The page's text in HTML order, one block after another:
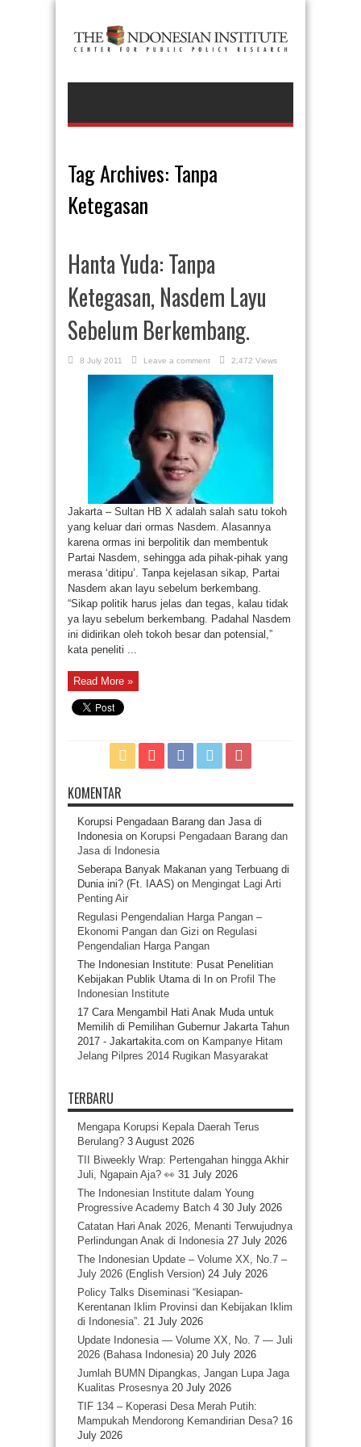
Tag Archives: Tanpa
Ketegasan
Hanta Yuda: Tanpa
Ketegasan, Nasdem Layu
Sebelum Berkembang.
8 July 2011 Leave a comment 2,472 Views
Jakarta – Sultan HB X adalah salah satu tokoh
yang keluar dari ormas Nasdem. Alasannya
karena ormas ini berpolitik dan membentuk
Partai Nasdem, sehingga ada pihak-pihak yang
merasa ‘ditipu’. Tanpa kejelasan sikap, Partai
Nasdem akan layu sebelum berkembang.
“Sikap politik harus jelas dan tegas, kalau tidak
ya layu sebelum berkembang. Padahal Nasdem
ini didirikan oleh tokoh besar dan potensial,”
kata peneliti ...
Read More »
KOMENTAR
Korupsi Pengadaan Barang dan Jasa di
Indonesiaon Korupsi Pengadaan Barang dan
Jasa di Indonesia
Seberapa Banyak Makanan yang Terbuang di
Dunia ini? (Ft. IAAS) on Mengingat Lagi Arti
Penting Air
Regulasi Pengendalian Harga Pangan –
Ekonomi Pangan dan Gizi on Regulasi
Pengendalian Harga Pangan
The Indonesian Institute: Pusat Penelitian
Kebijakan Publik Utama di In on Profil The
Indonesian Institute
17 Cara Mengambil Hati Anak Muda untuk
Memilih di Pemilihan Gubernur Jakarta Tahun
2017 - Jakartakita.com on Kampanye Hitam
Jelang Pilpres 2014 Rugikan Masyarakat
TERBARU
Mengapa Korupsi Kepala Daerah Terus
Berulang? 3 August 2026
TII Biweekly Wrap: Pertengahan hingga Akhir
Juli, Ngapain Aja? 👀 31 July 2026
The Indonesian Institute dalam Young
Progressive Academy Batch 4 30 July 2026
Catatan Hari Anak 2026, Menanti Terwujudnya
Perlindungan Anak di Indonesia 27 July 2026
The Indonesian Update – Volume XX, No.7 –
July 2026 (English Version) 24 July 2026
Policy Talks Diseminasi “Kesiapan-
Kerentanan Iklim Provinsi dan Kebijakan Iklim
di Indonesia”. 21 July 2026
Update Indonesia — Volume XX, No. 7 — Juli
2026 (Bahasa Indonesia) 20 July 2026
Jumlah BUMN Dipangkas, Jangan Lupa Jaga
Kualitas Prosesnya 20 July 2026
TIF 134 – Koperasi Desa Merah Putih:
Mampukah Mendorong Kemandirian Desa? 16
July 2026